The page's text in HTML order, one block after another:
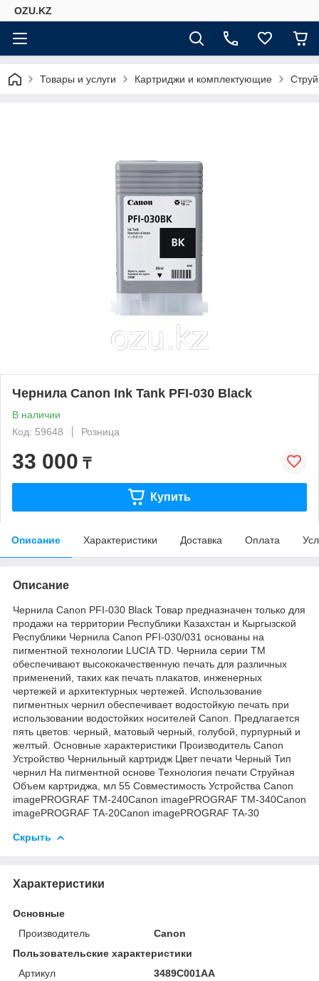
OZU.KZ
Товары и услуги Картриджи и комплектующие
Чернила Canon Ink Tank PFI-030 Black
В наличии
Код: 59648
Розница
33 000 ₸
Купить
Описание Характеристики Доставка Оплата
Описание
Чернила Canon PFI-030 Black Товар предназначен только для
продажи на территории Республики Казахстан и Кыргызской
Республики Чернила Canon PFI-030/031 основаны на
пигментной технологии LUCIA TD. Чернила серии TM
обеспечивают высококачественную печать для различных
применений, таких как печать плакатов, инженерных
чертежей и архитектурных чертежей. Использование
пигментных чернил обеспечивает водостойкую печать при
использовании водостойких носителей Canon. Предлагается
пять цветов: черный, матовый черный, голубой, пурпурный и
желтый. Основные характеристики Производитель Canon
Устройство Чернильный картридж Цвет печати Черный Тип
чернил На пигментной основе Технология печати Струйная
Объем картриджа, мл 55 Совместимость Устройства Canon
imagePROGRAF TM-240Canon imagePROGRAF TM-340Canon
imagePROGRAF TA-20Canon imagePROGRAF TA-30
Скрыть
Характеристики
Основные
Производитель
Canon
Пользовательские характеристики
Артикул
3489C001AA